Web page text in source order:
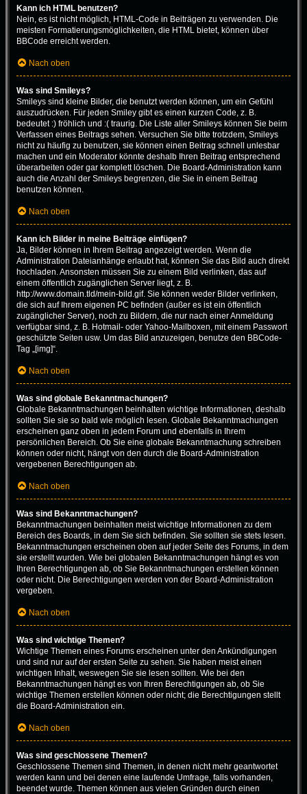
Kann ich HTML benutzen?
Nein, es ist nicht möglich, HTML-Code in Beiträgen zu verwenden. Die
meisten Formatierungsmöglichkeiten, die HTML bietet, können über
BBCode erreicht werden.
Nach oben
Was sind Smileys?
Smileys sind kleine Bilder, die benutzt werden können, um ein Gefühl
auszudrücken. Für jeden Smiley gibt es einen kurzen Code, z. B.
bedeutet :) fröhlich und :( traurig. Die Liste aller Smileys können Sie beim
Verfassen eines Beitrags sehen. Versuchen Sie bitte trotzdem, Smileys
nicht zu häufig zu benutzen, sie können einen Beitrag schnell unlesbar
machen und ein Moderator könnte deshalb Ihren Beitrag entsprechend
überarbeiten oder gar komplett löschen. Die Board-Administration kann
auch die Anzahl der Smileys begrenzen, die Sie in einem Beitrag
benutzen können.
Nach oben
Kann ich Bilder in meine Beiträge einfügen?
Ja, Bilder können in Ihrem Beitrag angezeigt werden. Wenn die
Administration Dateianhänge erlaubt hat, können Sie das Bild auch direkt
hochladen. Ansonsten müssen Sie zu einem Bild verlinken, das auf
einem öffentlich zugänglichen Server liegt, z. B.
http://www.domain.tld/mein-bild.gif. Sie können weder Bilder verlinken,
die sich auf Ihrem eigenen PC befinden (außer es ist ein öffentlich
zugänglicher Server), noch zu Bildern, die nur nach einer Anmeldung
verfügbar sind, z. B. Hotmail- oder Yahoo-Mailboxen, mit einem Passwort
geschützte Seiten usw. Um das Bild anzuzeigen, benutze den BBCode-
Tag „[img]“.
Nach oben
Was sind globale Bekanntmachungen?
Globale Bekanntmachungen beinhalten wichtige Informationen, deshalb
sollten Sie sie so bald wie möglich lesen. Globale Bekanntmachungen
erscheinen ganz oben in jedem Forum und ebenfalls in Ihrem
persönlichen Bereich. Ob Sie eine globale Bekanntmachung schreiben
können oder nicht, hängt von den durch die Board-Administration
vergebenen Berechtigungen ab.
Nach oben
Was sind Bekanntmachungen?
Bekanntmachungen beinhalten meist wichtige Informationen zu dem
Bereich des Boards, in dem Sie sich befinden. Sie sollten sie stets lesen.
Bekanntmachungen erscheinen oben auf jeder Seite des Forums, in dem
sie erstellt wurden. Wie bei globalen Bekanntmachungen hängt es von
Ihren Berechtigungen ab, ob Sie Bekanntmachungen erstellen können
oder nicht. Die Berechtigungen werden von der Board-Administration
vergeben.
Nach oben
Was sind wichtige Themen?
Wichtige Themen eines Forums erscheinen unter den Ankündigungen
und sind nur auf der ersten Seite zu sehen. Sie haben meist einen
wichtigen Inhalt, weswegen Sie sie lesen sollten. Wie bei den
Bekanntmachungen hängt es von Ihren Berechtigungen ab, ob Sie
wichtige Themen erstellen können oder nicht; die Berechtigungen stellt
die Board-Administration ein.
Nach oben
Was sind geschlossene Themen?
Geschlossene Themen sind Themen, in denen nicht mehr geantwortet
werden kann und bei denen eine laufende Umfrage, falls vorhanden,
beendet wurde. Themen können aus vielen Gründen durch einen